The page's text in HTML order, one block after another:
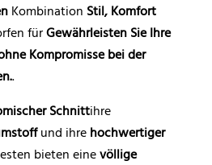
Kombination Stil, Komfort
fürGewährleisten Sie Ihre
Kompromisse bei der
.
Schnittihre
und ihre hochwertiger
bieten einevöllige